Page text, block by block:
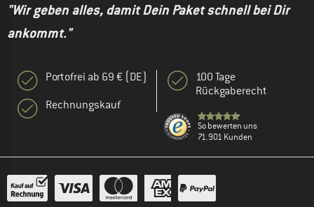
"Wir geben alles, damit Dein Paket schnell bei Dir
ankommt."
Portofrei ab 69 € (DE)
Rechnungskauf
100 Tage
Rückgaberecht
So bewerten uns
71.901 Kunden